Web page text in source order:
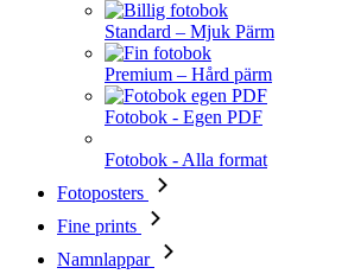
Standard – Mjuk Pärm
Premium – Hård pärm
Fotobok - Egen PDF
Fotobok - Alla format
Fotoposters
Fine prints
Namnlappar